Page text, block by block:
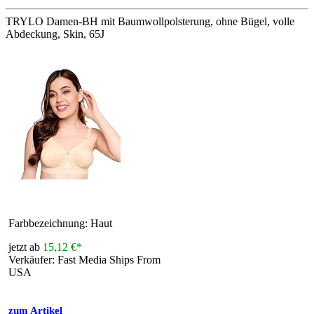
TRYLO Damen-BH mit Baumwollpolsterung, ohne Bügel, volle
Abdeckung, Skin, 65J
Farbbezeichnung: Haut
jetzt ab 15,12 €*
Verkäufer: Fast Media Ships From
USA
zum Artikel